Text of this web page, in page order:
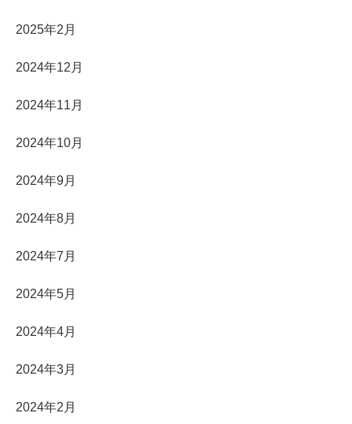
2025年2月
2024年12月
2024年11月
2024年10月
2024年9月
2024年8月
2024年7月
2024年5月
2024年4月
2024年3月
2024年2月